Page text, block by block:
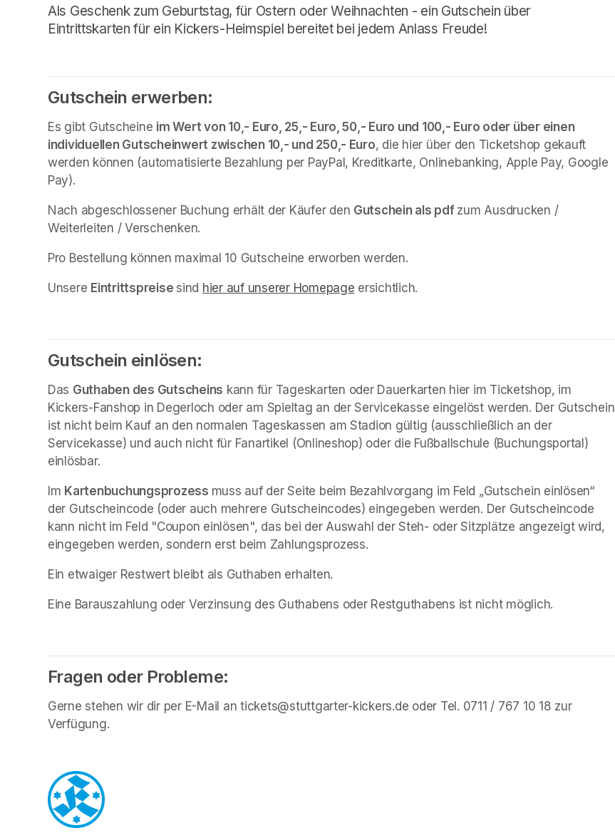
Als Geschenk zum Geburtstag, für Ostern oder Weihnachten - ein Gutschein über
Eintrittskarten für ein Kickers-Heimspiel bereitet bei jedem Anlass Freude!
Gutschein erwerben:
Es gibt Gutscheine im Wert von 10,- Euro, 25,- Euro, 50,- Euro und 100,- Euro oder über einen
individuellen Gutscheinwert zwischen 10,- und 250,- Euro, die hier über den Ticketshop gekauft
werden können (automatisierte Bezahlung per PayPal, Kreditkarte, Onlinebanking, Apple Pay, Google
Pay).
Nach abgeschlossener Buchung erhält der Käufer den Gutschein als pdf zum Ausdrucken /
Weiterleiten / Verschenken.
Pro Bestellung können maximal 10 Gutscheine erworben werden.
Unsere Eintrittspreise sind hier auf unserer Homepage (opens in a new tab)
ersichtlich.
Gutschein einlösen:
Das Guthaben des Gutscheins kann für Tageskarten oder Dauerkarten hier im Ticketshop, im
Kickers-Fanshop in Degerloch oder am Spieltag an der Servicekasse eingelöst werden. Der Gutschein
ist nicht beim Kauf an den normalen Tageskassen am Stadion gültig (ausschließlich an der
Servicekasse) und auch nicht für Fanartikel (Onlineshop) oder die Fußballschule (Buchungsportal)
einlösbar.
Im Kartenbuchungsprozess muss auf der Seite beim Bezahlvorgang im Feld „Gutschein einlösen“
der Gutscheincode (oder auch mehrere Gutscheincodes) eingegeben werden. Der Gutscheincode
kann nicht im Feld "Coupon einlösen", das bei der Auswahl der Steh- oder Sitzplätze angezeigt wird,
eingegeben werden, sondern erst beim Zahlungsprozess.
Ein etwaiger Restwert bleibt als Guthaben erhalten.
Eine Barauszahlung oder Verzinsung des Guthabens oder Restguthabens ist nicht möglich.
Fragen oder Probleme:
Gerne stehen wir dir per E-Mail an tickets@stuttgarter-kickers.de oder Tel. 0711 / 767 10 18 zur
Verfügung.